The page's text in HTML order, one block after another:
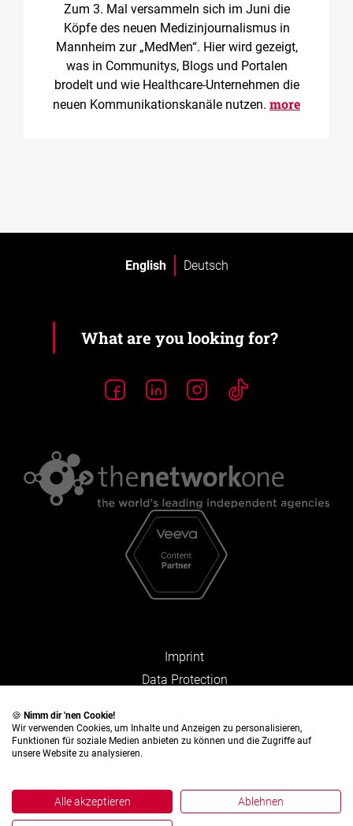
Zum 3. Mal versammeln sich im Juni die
Köpfe des neuen Medizinjournalismus in
Mannheim zur „MedMen“. Hier wird gezeigt,
was in Communitys, Blogs und Portalen
brodelt und wie Healthcare-Unternehmen die
neuen Kommunikationskanäle nutzen. more
English Deutsch
Imprint
Data Protection
🍪 Nimm dir 'nen Cookie!
Wir verwenden Cookies, um Inhalte und Anzeigen zu personalisieren,
Funktionen für soziale Medien anbieten zu können und die Zugriffe auf
unsere Website zu analysieren.
Alle akzeptieren Ablehnen